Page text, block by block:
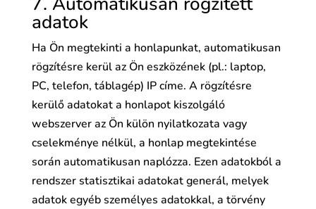
adatok
Ha Ön megtekinti a honlapunkat, automatikusan
rögzítésre kerül az Ön eszközének (pl.: laptop,
PC, telefon, táblagép) IP címe. A rögzítésre
kerülő adatokat a honlapot kiszolgáló
webszerver az Ön külön nyilatkozata vagy
cselekménye nélkül, a honlap megtekintése
során automatikusan naplózza. Ezen adatokból a
rendszer statisztikai adatokat generál, melyek
adatok egyéb személyes adatokkal, a törvény